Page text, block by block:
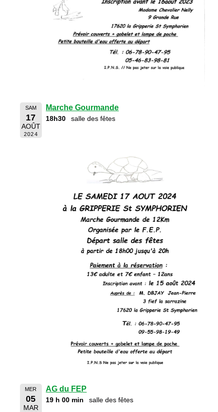
SAM
17
AOÛT
2024
Marche Gourmande
18h30 salle des fêtes
MER
05
MAR
AG du FEP
19 h 00 min salle des fêtes